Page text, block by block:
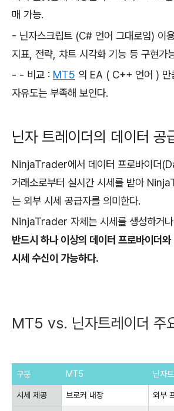
매 가능.
- 닌자스크립트 (C# 언어 그대로임) 이
지표, 전략, 챠트 시각화 기능 등 구현가
- - 비교 : MT5 의 EA ( C++ 언어 ) 만
자유도는 부족해 보인다.
닌자 트레이더의 데이터 공
NinjaTrader에서 데이터 프로바이더
거래소로부터 실시간 시세를 받아
는 외부 시세 공급자를 의미한다.
NinjaTrader 자체는 시세를 생성하거나
반드시 하나 이상의 데이터 프로바이더
시세 수신이 가능하다.
MT5 vs. 닌자트레이더 주
구분 MT5 닌자
시세 제공 브로커 내장 외부